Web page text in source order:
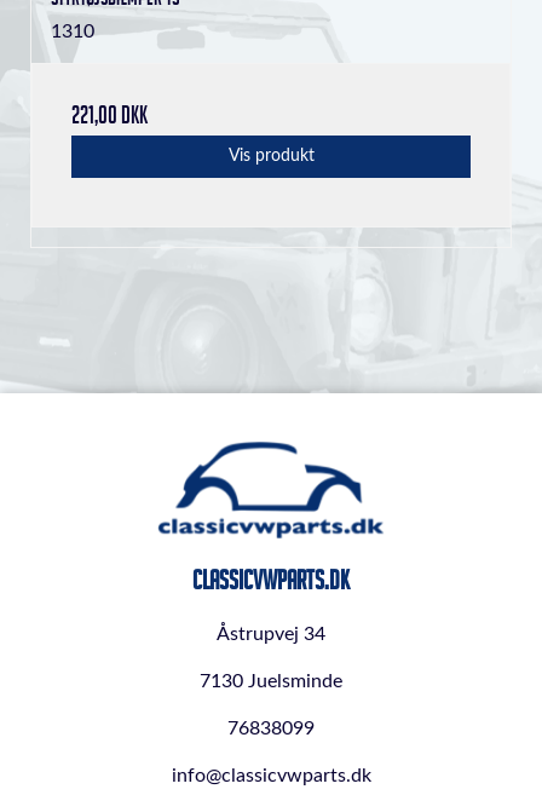
1310
221,00 DKK
Vis produkt
ClassicVWParts.dk
Åstrupvej 34
7130 Juelsminde
76838099
info@classicvwparts.dk